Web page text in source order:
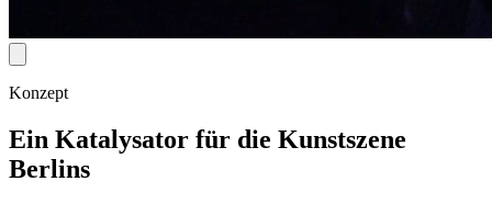
Konzept
Ein Katalysator für die Kunstszene
Berlins